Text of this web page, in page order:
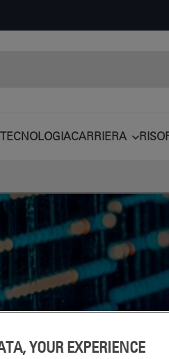
TECNOLOGIACARRIERA
YOUR EXPERIENCE